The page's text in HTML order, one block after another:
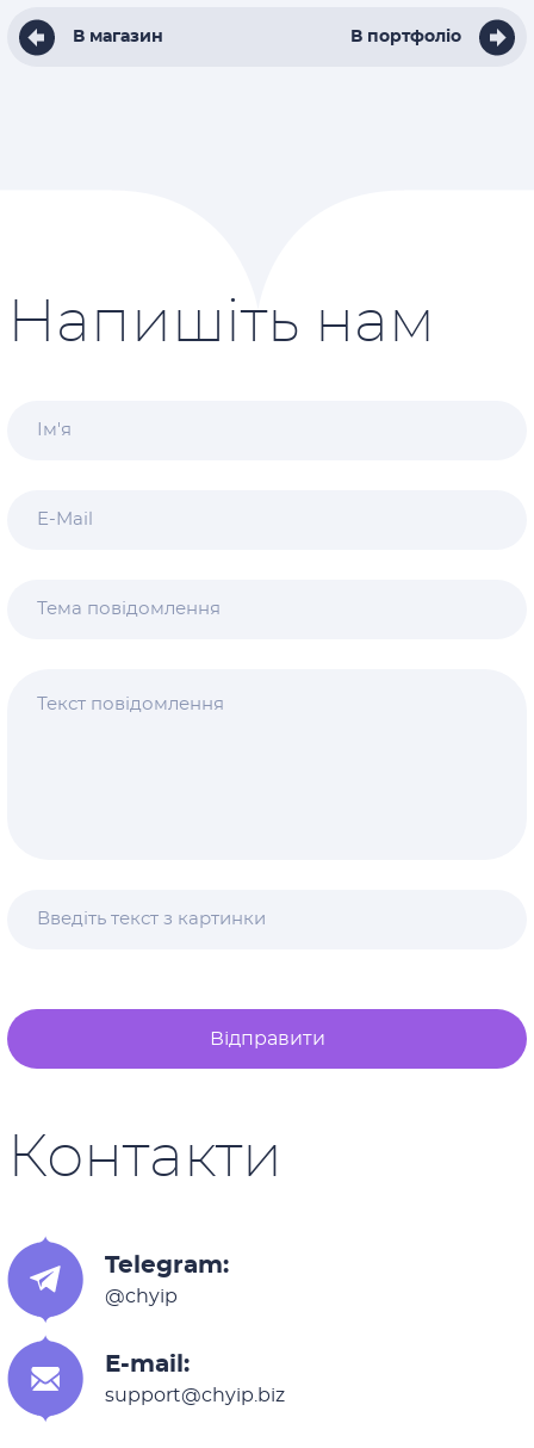
В магазин В портфоліо
Напишіть нам
Відправити
Контакти
Telegram:
@chyip
E-mail:
support@chyip.biz